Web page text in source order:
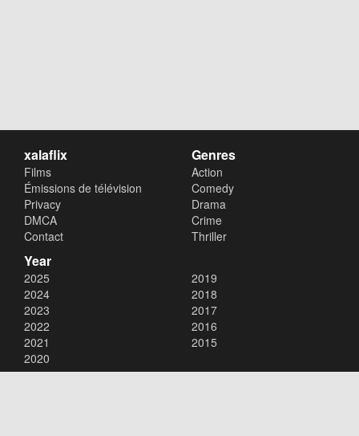
xalaflix
Films
Émissions de télévision
Privacy
DMCA
Contact
Genres
Action
Comedy
Drama
Crime
Thriller
Year
2025
2024
2023
2022
2021
2020
2019
2018
2017
2016
2015